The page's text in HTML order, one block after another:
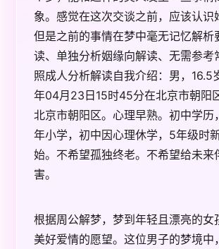
象。感觉在这次交谈之前，应该认识
但是之前的事情在梦中毫无记忆解析
读、单独分析姻缘向解读、无需参考
照成人分析解读自我介绍：男，16.5
年04月23日15时45分在北京市朝阳
北京市朝阳区。心理早熟。初中学历
年小学，初中因心理休学，5年级时
始。不希望孤独终老。不希望给未来
害。
根据周公解梦，梦到年轻且漂亮的女
美好爱情的愿望。这位男子的梦境中